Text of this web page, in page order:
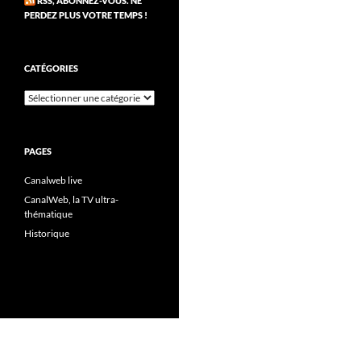
PERDEZ PLUS VOTRE TEMPS !
CATÉGORIES
Catégories
PAGES
Canalweb live
CanalWeb, la TV ultra-
thématique
Historique